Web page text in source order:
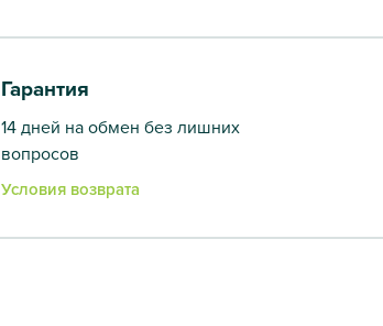
Гарантия
14 дней на обмен без лишних
вопросов
Условия возврата